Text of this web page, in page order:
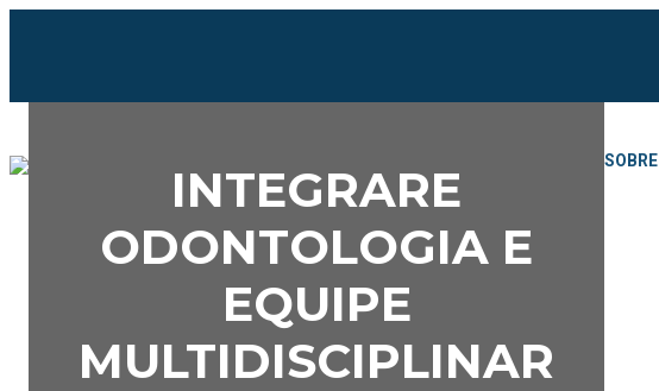
SOBRE
INTEGRARE
ODONTOLOGIA E
EQUIPE
MULTIDISCIPLINAR